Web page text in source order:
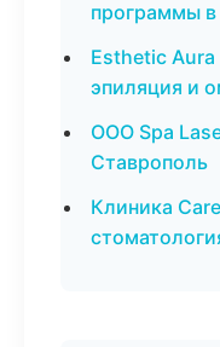
программы в
Esthetic Aura
эпиляция и
ООО Spa
Ставрополь
Клиника